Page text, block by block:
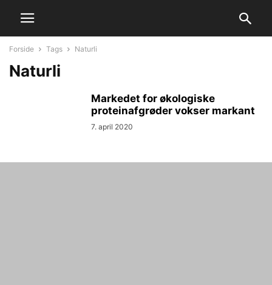
Forside Tags Naturli
Naturli
Markedet for økologiske
proteinafgrøder vokser markant
7. april 2020